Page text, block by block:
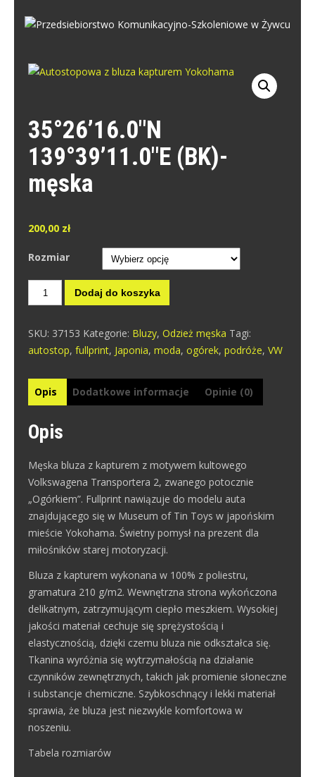
KOMUNIKACYJNO-SZKOLENIOWE W
ŻYWCU
35°26’16.0″N
139°39’11.0″E (BK)-
męska
200,00 zł
Rozmiar
ilość
35°26'16.0"N
(BK)-
męska
Dodaj do koszyka
SKU: 37153 Kategorie: Bluzy, Odzież męska Tagi:
autostop, fullprint, Japonia, moda, ogórek, podróże, VW
Opis Dodatkowe informacje Opinie (0)
Opis
Męska bluza z kapturem z motywem kultowego
Volkswagena Transportera 2, zwanego potocznie
„Ogórkiem”. Fullprint nawiązuje do modelu auta
znajdującego się w Museum of Tin Toys w japońskim
mieście Yokohama. Świetny pomysł na prezent dla
miłośników starej motoryzacji.
Bluza z kapturem wykonana w 100% z poliestru,
gramatura 210 g/m2. Wewnętrzna strona wykończona
delikatnym, zatrzymującym ciepło meszkiem. Wysokiej
jakości materiał cechuje się sprężystością i
elastycznością, dzięki czemu bluza nie odkształca się.
Tkanina wyróżnia się wytrzymałością na działanie
czynników zewnętrznych, takich jak promienie słoneczne
i substancje chemiczne. Szybkoschnący i lekki materiał
sprawia, że bluza jest niezwykle komfortowa w
noszeniu.
Tabela rozmiarów